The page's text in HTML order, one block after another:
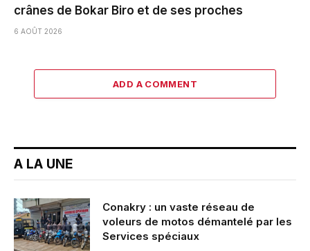
crânes de Bokar Biro et de ses proches
6 AOÛT 2026
ADD A COMMENT
A LA UNE
Conakry : un vaste réseau de
voleurs de motos démantelé par les
Services spéciaux